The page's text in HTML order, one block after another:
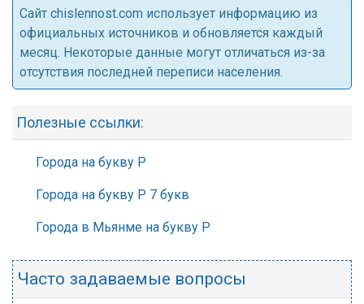
Cайт chislennost.com использует информацию из
официальных источников и обновляется каждый
месяц. Некоторые данные могут отличаться из-за
отсутствия последней переписи населения.
Полезные ссылки:
Города на букву Р
Города на букву Р 7 букв
Города в Мьянме на букву Р
Часто задаваемые вопросы